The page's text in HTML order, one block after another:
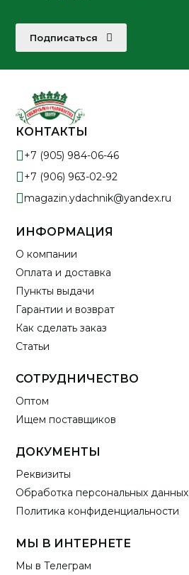
Подписаться
КОНТАКТЫ
+7 (905) 984-06-46
+7 (906) 963-02-92
magazin.ydachnik@yandex.ru
ИНФОРМАЦИЯ
О компании
Оплата и доставка
Пункты выдачи
Гарантии и возврат
Как сделать заказ
Статьи
СОТРУДНИЧЕСТВО
Оптом
Ищем поставщиков
ДОКУМЕНТЫ
Реквизиты
Обработка персональных данных
Политика конфиденциальности
МЫ В ИНТЕРНЕТЕ
Мы в Телеграм